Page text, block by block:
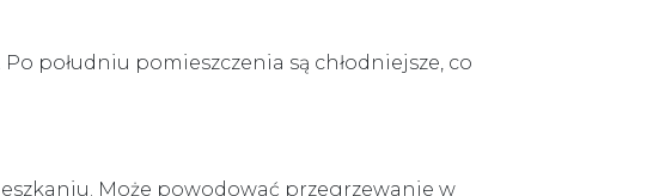
południu pomieszczenia są chłodniejsze, co
Może powodować przegrzewanie w